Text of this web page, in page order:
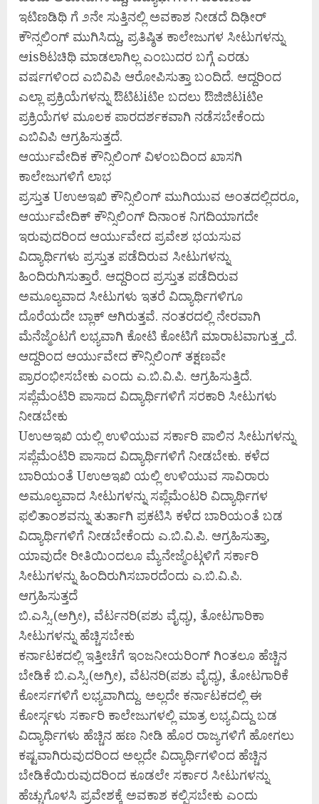
ಇಟಿಣಡಿಥಿ ಗೆ ೨ನೇ ಸುತ್ತಿನಲ್ಲಿ ಅವಕಾಶ ನೀಡದೆ ದಿಢೀರ್
ಕೌನ್ಸಲಿಂಗ್ ಮುಗಿಸಿದ್ದು, ಪ್ರತಿಷ್ಠಿತ ಕಾಲೇಜುಗಳ ಸೀಟುಗಳನ್ನು
ಆisಠಿಟಚಿಥಿ ಮಾಡಲಾಗಿಲ್ಲ ಎಂಬುದರ ಬಗ್ಗೆ ಎರಡು
ವರ್ಷಗಳಿಂದ ಎಬಿವಿಪಿ ಆರೋಪಿಸುತ್ತಾ ಬಂದಿದೆ. ಆದ್ದರಿಂದ
ಎಲ್ಲಾ ಪ್ರಕ್ರಿಯೆಗಳನ್ನು ಔಟಿಟiಟಿe ಬದಲು ಔಜಿಜಿಟiಟಿe
ಪ್ರಕ್ರಿಯೆಗಳ ಮೂಲಕ ಪಾರದರ್ಶಕವಾಗಿ ನಡೆಸಬೇಕೆಂದು
ಎಬಿವಿಪಿ ಆಗ್ರಹಿಸುತ್ತದೆ.
ಆರ್ಯುವೇದಿಕ ಕೌನ್ಸಿಲಿಂಗ್ ವಿಳಂಬದಿಂದ ಖಾಸಗಿ
ಕಾಲೇಜುಗಳಿಗೆ ಲಾಭ
ಪ್ರಸ್ತುತ Uಉಅಇಖಿ ಕೌನ್ಸಿಲಿಂಗ್ ಮುಗಿಯುವ ಅಂತದಲ್ಲಿದರೂ,
ಆರ್ಯುವೇದಿಕ್ ಕೌನ್ಸಿಲಿಂಗ್ ದಿನಾಂಕ ನಿಗದಿಯಾಗದೇ
ಇರುವುದರಿಂದ ಆರ್ಯುವೇದ ಪ್ರವೇಶ ಭಯಸುವ
ವಿದ್ಯಾರ್ಥಿಗಳು ಪ್ರಸ್ತುತ ಪಡೆದಿರುವ ಸೀಟುಗಳನ್ನು
ಹಿಂದಿರುಗಿಸುತ್ತಾರೆ. ಆದ್ದರಿಂದ ಪ್ರಸ್ತುತ ಪಡೆದಿರುವ
ಅಮೂಲ್ಯವಾದ ಸೀಟುಗಳು ಇತರೆ ವಿದ್ಯಾರ್ಥಿಗಳಿಗೂ
ದೊರೆಯದೇ ಬ್ಲಾಕ್ ಆಗಿರುತ್ತವೆ. ನಂತರದಲ್ಲಿ ನೇರವಾಗಿ
ಮೆನೆಜ್ಮೆಂಟಗೆ ಲಭ್ಯವಾಗಿ ಕೋಟಿ ಕೋಟಿಗೆ ಮಾರಾಟವಾಗುತ್ತ್ತದೆ.
ಆದ್ದರಿಂದ ಆರ್ಯುವೇದ ಕೌನ್ಸಿಲಿಂಗ್ ತಕ್ಷಣವೇ
ಪ್ರಾರಂಭೀಸಬೇಕು ಎಂದು ಎ.ಬಿ.ವಿ.ಪಿ. ಆಗ್ರಹಿಸುತ್ತಿದೆ.
ಸಪ್ಲೆಮೆಂಟಿರಿ ಪಾಸಾದ ವಿದ್ಯಾರ್ಥಿಗಳಿಗೆ ಸರಕಾರಿ ಸೀಟುಗಳು
ನೀಡಬೇಕು
Uಉಅಇಖಿ ಯಲ್ಲಿ ಉಳಿಯುವ ಸರ್ಕಾರಿ ಪಾಲಿನ ಸೀಟುಗಳನ್ನು
ಸಪ್ಲೆಮೆಂಟಿರಿ ಪಾಸಾದ ವಿದ್ಯಾರ್ಥಿಗಳಿಗೆ ನೀಡಬೇಕು. ಕಳೆದ
ಬಾರಿಯಂತೆ Uಉಅಇಖಿ ಯಲ್ಲಿ ಉಳಿಯುವ ಸಾವಿರಾರು
ಅಮೂಲ್ಯವಾದ ಸೀಟುಗಳನ್ನು ಸಪ್ಲೆಮೆಂಟರಿ ವಿದ್ಯಾರ್ಥಿಗಳ
ಫಲಿತಾಂಶವನ್ನು ತುರ್ತಾಗಿ ಪ್ರಕಟಿಸಿ ಕಳೆದ ಬಾರಿಯಂತೆ ಬಡ
ವಿದ್ಯಾರ್ಥಿಗಳಿಗೆ ನೀಡಬೇಕೆಂದು ಎ.ಬಿ.ವಿ.ಪಿ. ಆಗ್ರಹಿಸುತ್ತಾ,
ಯಾವುದೇ ರೀತಿಯಿಂದಲೂ ಮ್ಯೆನೇಜ್ಮೆಂಟ್ಗಳಿಗೆ ಸರ್ಕಾರಿ
ಸೀಟುಗಳನ್ನು ಹಿಂದಿರುಗಿಸಬಾರದೆಂದು ಎ.ಬಿ.ವಿ.ಪಿ.
ಆಗ್ರಹಿಸುತ್ತದೆ
ಬಿ.ಎಸ್ಸಿ.(ಅಗ್ರೀ), ವೆರ್ಟನರಿ(ಪಶು ವೈಧ್ಯ), ತೋಟಗಾರಿಕಾ
ಸೀಟುಗಳನ್ನು ಹೆಚ್ಚಿಸಬೇಕು
ಕರ್ನಾಟಕದಲ್ಲಿ ಇತ್ತೀಚೆಗೆ ಇಂಜನೀಯರಿಂಗ್ ಗಿಂತಲೂ ಹೆಚ್ಚಿನ
ಬೇಡಿಕೆ ಬಿ.ಎಸ್ಸಿ.(ಅಗ್ರೀ), ವೆಟನರಿ(ಪಶು ವೈಧ್ಯ), ತೋಟಗಾರಿಕೆ
ಕೋರ್ಸಗಳಿಗೆ ಲಭ್ಯವಾಗಿದ್ದು. ಅಲ್ಲದೇ ಕರ್ನಾಟಕದಲ್ಲಿ ಈ
ಕೋರ್ಸ್ಗಳು ಸರ್ಕಾರಿ ಕಾಲೇಜುಗಳಲ್ಲಿ ಮಾತ್ರ ಲಭ್ಯವಿದ್ದು ಬಡ
ವಿದ್ಯಾರ್ಥಿಗಳು ಹೆಚ್ಚಿನ ಹಣ ನೀಡಿ ಹೊರ ರಾಜ್ಯಗಳಿಗೆ ಹೋಗಲು
ಕಷ್ಟವಾಗಿರುವುದರಿಂದ ಅಲ್ಲದೇ ವಿದ್ಯಾರ್ಥಿಗಳಿಂದ ಹೆಚ್ಚಿನ
ಬೇಡಿಕೆಯಿರುವುದರಿಂದ ಕೂಡಲೇ ಸರ್ಕಾರ ಸೀಟುಗಳನ್ನು
ಹೆಚ್ಚುಗೊಳಸಿ ಪ್ರವೇಶಕ್ಕೆ ಅವಕಾಶ ಕಲ್ಪಿಸಬೇಕು ಎಂದು